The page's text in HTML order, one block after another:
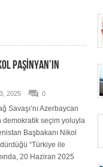
PAŞİNYAN’IN
2025 0
Savaşı’nı Azerbaycan
demokratik seçim yoluyla
Başbakanı Nikol
“Türkiye ile
20 Haziran 2025